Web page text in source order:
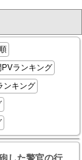
PVランキング
ンキング
した警官の行